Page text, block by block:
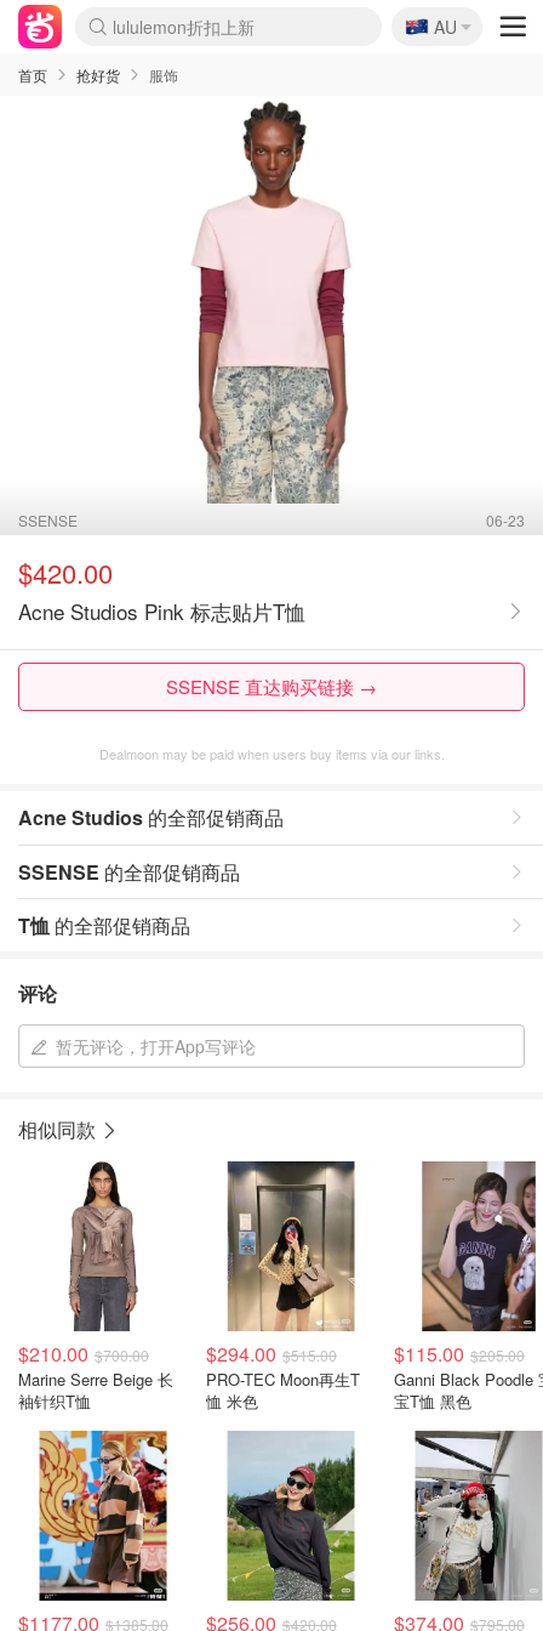
Sasa美妆护肤3.5折
SSENSE年中2.5折
FreshBeauty好价汇总
Cettire降价+叠9折
WWS Coles超市实拍
viagogo二手票捡漏
Myer超级周末
The Outnet奢牌1折起
David Jones 3折起
Flannels大牌1折
Perfumes Club护肤1折
AMIRO面罩$251
Amazon折扣汇总
eToro入金$200送$50
Amazon数码好物
ICONIC本周7.5折
ThedoubleF高奢地板价
Moose Knuckles 6折
丝芙兰5折起
EUFY摄像头$98
Selenichast首饰2折
Trip机票酒店促销
YSL送5件彩妆礼
Amazon家居好物
Amazon美妆护肤
雅漾大喷$8
过敏原检测盒$33
伊索独家赠50ml沐浴露
科颜氏高保湿面霜$29
SEALIFE海洋馆门票6折
丝塔芙大白罐$16
订阅Newsletter送香薰
Cult Beauty 6.8折
Harrods圣诞日历$525
LN-CC奢牌私促3折
d'Alba空姐喷雾$16
EVE LOM套装£56
Bernardelli独家4折
Adore Beauty 6折起
CT圣诞日历
Mytheresa奢品2.7折
Luxury Escapes 9折
Currentbody美容仪$881
MOON Garden Live
Roborock扫地机$649
Tingo Life水杯$24
Valentino官网5折
CR洗护套装$23
修丽可4件套$159
Myer彩妆2件7折
GANNI官网4.5折
Stylevana韩妆4折
Tessabit高奢8.5折
OGX洗发水$11
Amazon阿德莱德次日达
卡诗8.5折+赠礼
Philips Hue灯具8折
🇦🇺
AU
首页 抢好货 服饰
SSENSE 06-23
$420.00
Acne Studios Pink 标志贴片T恤
SSENSE 直达购买链接 →
Dealmoon may be paid when users buy items via our links.
Acne Studios 的全部促销商品
SSENSE 的全部促销商品
T恤 的全部促销商品
评论
暂无评论，打开App写评论
相似同款
$210.00 $700.00
Marine Serre Beige 长
袖针织T恤
$294.00 $515.00
PRO-TEC Moon再生T
恤 米色
$115.00 $205.00
Ganni Black Poodle
宝T恤 黑色
$1177.00 $1385.00 $256.00 $420.00 $374.00 $795.00